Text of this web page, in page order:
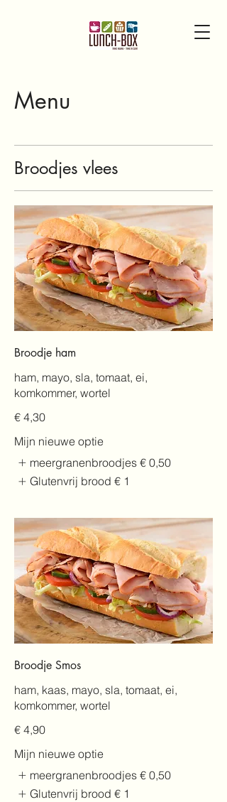
Menu
Broodjes vlees
Broodje ham
ham, mayo, sla, tomaat, ei,
komkommer, wortel
€ 4,30
Mijn nieuwe optie
meergranenbroodjes € 0,50
Glutenvrij brood € 1
Broodje Smos
ham, kaas, mayo, sla, tomaat, ei,
komkommer, wortel
€ 4,90
Mijn nieuwe optie
meergranenbroodjes € 0,50
Glutenvrij brood € 1